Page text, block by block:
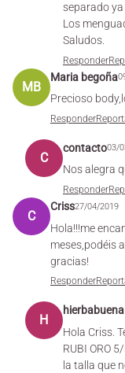
separado ya
Los
Saludos.
Responder
MB
Maria begoña
Precioso
Responder
C
contacto03/
Nos alegra
Responder
C
Criss27/04/2019
Hola!!!me
meses,podéis
gracias!
Responder
H
hierbabuena
Hola Criss.
RUBI ORO
la talla que